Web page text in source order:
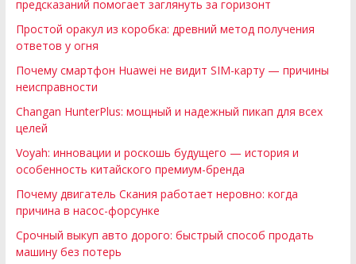
предсказаний помогает заглянуть за горизонт
Простой оракул из коробка: древний метод получения
ответов у огня
Почему смартфон Huawei не видит SIM-карту — причины
неисправности
Changan HunterPlus: мощный и надежный пикап для всех
целей
Voyah: инновации и роскошь будущего — история и
особенность китайского премиум-бренда
Почему двигатель Скания работает неровно: когда
причина в насос-форсунке
Срочный выкуп авто дорого: быстрый способ продать
машину без потерь